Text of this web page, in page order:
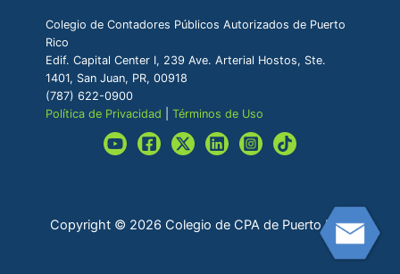
Colegio de Contadores Públicos Autorizados de Puerto
Rico
Edif. Capital Center I, 239 Ave. Arterial Hostos, Ste.
1401, San Juan, PR, 00918
(787) 622-0900
Política de Privacidad |Términos de Uso
Copyright © 2026 Colegio de CPA de Puerto Rico